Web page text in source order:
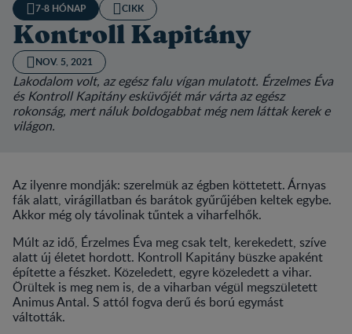
7-8 HÓNAP CIKK
Kontroll Kapitány
NOV. 5, 2021
Lakodalom volt, az egész falu vígan mulatott. Érzelmes Éva
és Kontroll Kapitány esküvőjét már várta az egész
rokonság, mert náluk boldogabbat még nem láttak kerek e
világon.
Az ilyenre mondják: szerelmük az égben köttetett. Árnyas
fák alatt, virágillatban és barátok gyűrűjében keltek egybe.
Akkor még oly távolinak tűntek a viharfelhők.
Múlt az idő, Érzelmes Éva meg csak telt, kerekedett, szíve
alatt új életet hordott. Kontroll Kapitány büszke apaként
építette a fészket. Közeledett, egyre közeledett a vihar.
Örültek is meg nem is, de a viharban végül megszületett
Animus Antal. S attól fogva derű és ború egymást
váltották.